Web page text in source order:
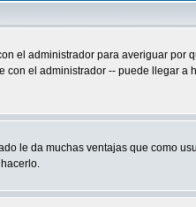
el administrador para averiguar por
el administrador -- puede llegar a
le da muchas ventajas que como